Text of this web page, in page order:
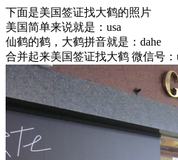
下面是美国签证找大鹤的照片
美国简单来说就是：usa
仙鹤的鹤，大鹤拼音就是：dahe
合并起来美国签证找大鹤 微信号：